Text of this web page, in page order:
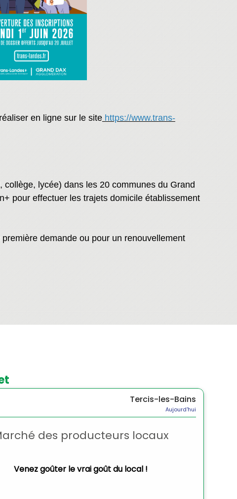
en ligne sur le sitehttps://www.trans-
lycée) dans les 20 communes du Grand
pour effectuer les trajets domicile établissement
demande ou pour un renouvellement